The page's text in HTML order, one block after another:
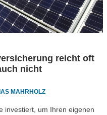
reicht oft
nicht
MAHRHOLZ
investiert, um Ihren eigenen